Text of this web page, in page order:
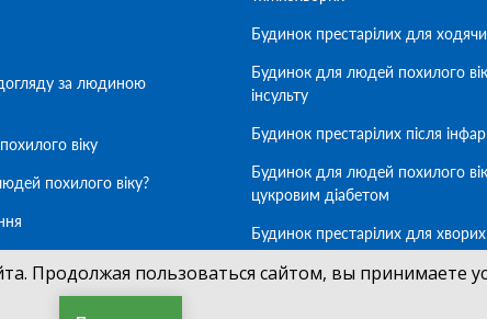
за людиною
віку
похилого віку?
Будинок престарілих для
Будинок для людей похилого
інсульту
Будинок престарілих після
Будинок для людей похилого
цукровим діабетом
Будинок престарілих для
деменцію
Продолжая пользоваться сайтом, вы принимаете